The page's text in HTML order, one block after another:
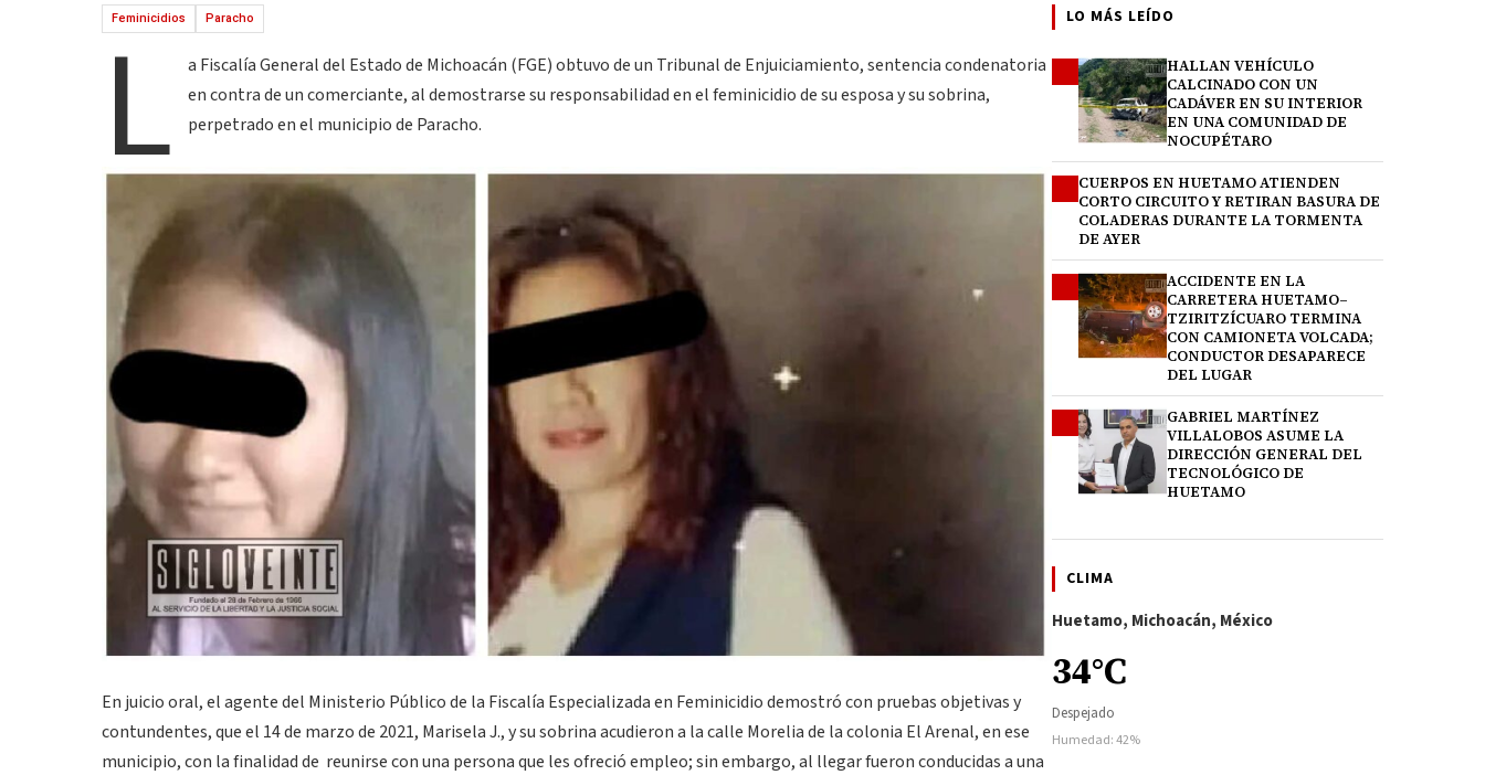
Feminicidios Paracho
L
a Fiscalía General del Estado de Michoacán (FGE) obtuvo de un Tribunal de Enjuiciamiento, sentencia condenatoria
en contra de un comerciante, al demostrarse su responsabilidad en el feminicidio de su esposa y su sobrina,
perpetrado en el municipio de Paracho.
En juicio oral, el agente del Ministerio Público de la Fiscalía Especializada en Feminicidio demostró con pruebas objetivas y
contundentes, que el 14 de marzo de 2021, Marisela J., y su sobrina acudieron a la calle Morelia de la colonia El Arenal, en ese
municipio, con la finalidad de reunirse con una persona que les ofreció empleo; sin embargo, al llegar fueron conducidas a una
LO MÁS LEÍDO
HALLAN VEHÍCULO
CALCINADO CON UN
CADÁVER EN SU INTERIOR
EN UNA COMUNIDAD DE
NOCUPÉTARO
CUERPOS EN HUETAMO ATIENDEN
CORTO CIRCUITO Y RETIRAN BASURA DE
COLADERAS DURANTE LA TORMENTA
DE AYER
ACCIDENTE EN LA
CARRETERA HUETAMO–
TZIRITZÍCUARO TERMINA
CON CAMIONETA VOLCADA;
CONDUCTOR DESAPARECE
DEL LUGAR
GABRIEL MARTÍNEZ
VILLALOBOS ASUME LA
DIRECCIÓN GENERAL DEL
TECNOLÓGICO DE
HUETAMO
CLIMA
Huetamo, Michoacán, México
34°C
Despejado
Humedad: 42%